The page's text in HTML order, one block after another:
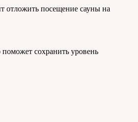
отложить посещение сауны на
сохранить уровень